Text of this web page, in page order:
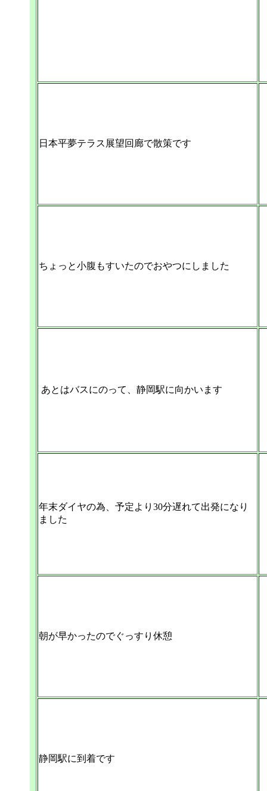
日本平夢テラス展望回廊で散策です
ちょっと小腹もすいたのでおやつにしました
あとはバスにのって、静岡駅に向かいます
年末ダイヤの為、予定より30分遅れて出発になり
ました
朝が早かったのでぐっすり休憩
静岡駅に到着です